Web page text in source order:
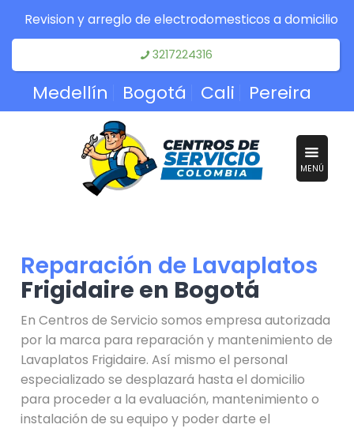
Revision y arreglo de electrodomesticos a domicilio
3217224316
Medellín Bogotá Cali Pereira
MENÚ
Reparación de Lavaplatos
Frigidaire en Bogotá
En Centros de Servicio somos empresa autorizada
por la marca para reparación y mantenimiento de
Lavaplatos Frigidaire. Así mismo el personal
especializado se desplazará hasta el domicilio
para proceder a la evaluación, mantenimiento o
instalación de su equipo y poder darte el